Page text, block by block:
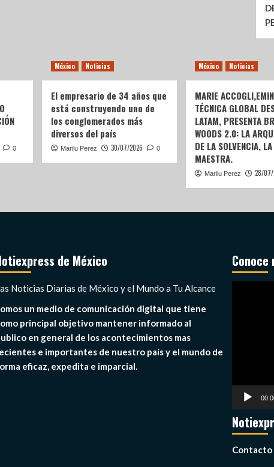
0
México Noticias
El empresario de 34 años que
está construyendo uno de
los conglomerados más
diversos del país
Marilu Perez 30/07/2026 0
México Noticias
MARIE
TÉCNICA GLOBAL
LATAM, PRESENTA
WOODS 2.0: LA
DE LA SOLVENCIA,
MAESTRA.
Marilu Perez 28/07/
de México
Noticias Diarias de México y el Mundo a Tu Alcance
un medio de comunicación digital que tiene
principal objetivo mantener informado al
en general de los acontecimientos mas
e importantes de nuestro país y el mundo de
eficaz, expedita e imparcial.
Conoce
Contacto